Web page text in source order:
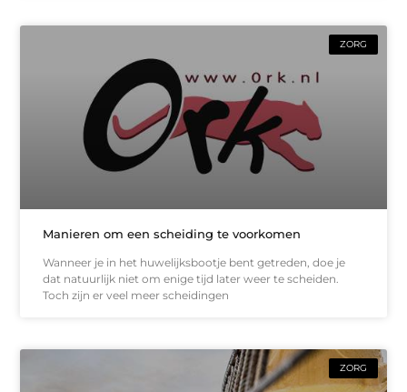
ZORG
Manieren om een scheiding te voorkomen
Wanneer je in het huwelijksbootje bent getreden, doe je
dat natuurlijk niet om enige tijd later weer te scheiden.
Toch zijn er veel meer scheidingen
ZORG